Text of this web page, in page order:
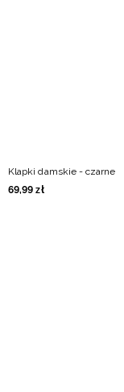
Klapki damskie - czarne
69,99 zł